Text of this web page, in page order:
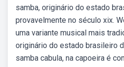
samba, originário do estado
provavelmente no século xix.
uma variante musical mais
originário do estado brasileiro
samba cabula, na capoeira é